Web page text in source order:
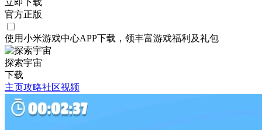
官方正版
使用小米游戏中心APP下载 ，领丰富游戏福利 及礼包
探索宇宙
下载
主页攻略社区视频